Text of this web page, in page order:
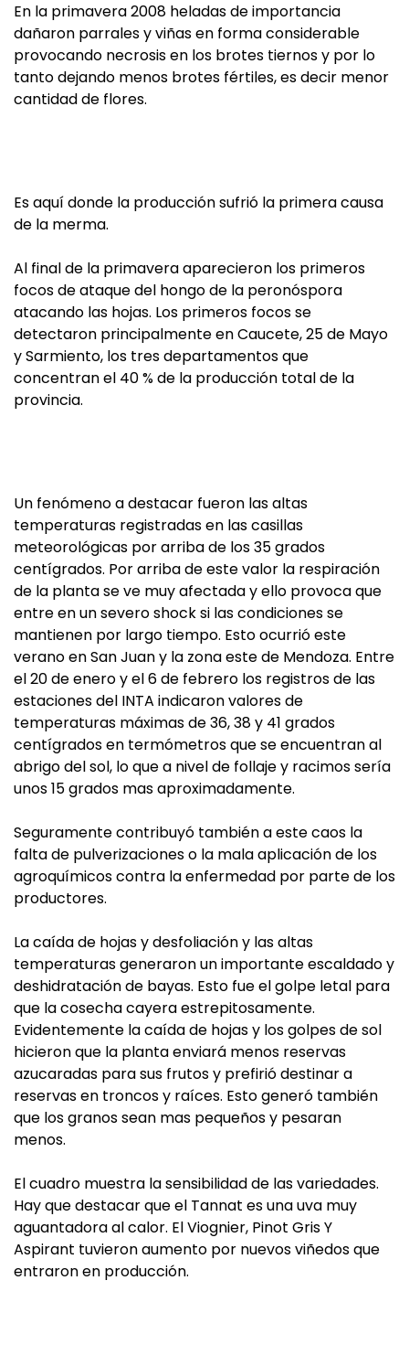
En la primavera 2008 heladas de importancia
dañaron parrales y viñas en forma considerable
provocando necrosis en los brotes tiernos y por lo
tanto dejando menos brotes fértiles, es decir menor
cantidad de flores.
Es aquí donde la producción sufrió la primera causa
de la merma.
Al final de la primavera aparecieron los primeros
focos de ataque del hongo de la peronóspora
atacando las hojas. Los primeros focos se
detectaron principalmente en Caucete, 25 de Mayo
y Sarmiento, los tres departamentos que
concentran el 40 % de la producción total de la
provincia.
Un fenómeno a destacar fueron las altas
temperaturas registradas en las casillas
meteorológicas por arriba de los 35 grados
centígrados. Por arriba de este valor la respiración
de la planta se ve muy afectada y ello provoca que
entre en un severo shock si las condiciones se
mantienen por largo tiempo. Esto ocurrió este
verano en San Juan y la zona este de Mendoza. Entre
el 20 de enero y el 6 de febrero los registros de las
estaciones del INTA indicaron valores de
temperaturas máximas de 36, 38 y 41 grados
centígrados en termómetros que se encuentran al
abrigo del sol, lo que a nivel de follaje y racimos sería
unos 15 grados mas aproximadamente.
Seguramente contribuyó también a este caos la
falta de pulverizaciones o la mala aplicación de los
agroquímicos contra la enfermedad por parte de los
productores.
La caída de hojas y desfoliación y las altas
temperaturas generaron un importante escaldado y
deshidratación de bayas. Esto fue el golpe letal para
que la cosecha cayera estrepitosamente.
Evidentemente la caída de hojas y los golpes de sol
hicieron que la planta enviará menos reservas
azucaradas para sus frutos y prefirió destinar a
reservas en troncos y raíces. Esto generó también
que los granos sean mas pequeños y pesaran
menos.
El cuadro muestra la sensibilidad de las variedades.
Hay que destacar que el Tannat es una uva muy
aguantadora al calor. El Viognier, Pinot Gris Y
Aspirant tuvieron aumento por nuevos viñedos que
entraron en producción.